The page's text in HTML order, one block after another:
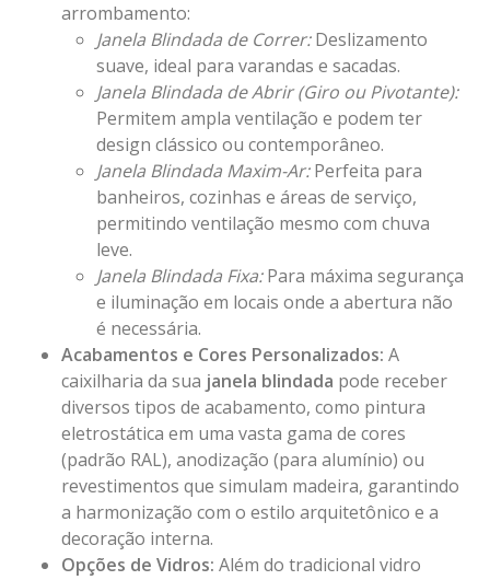
arrombamento:
Janela Blindada de Correr:Deslizamento
suave, ideal para varandas e sacadas.
Janela Blindada de Abrir (Giro ou Pivotante):
Permitem ampla ventilação e podem ter
design clássico ou contemporâneo.
Janela Blindada Maxim-Ar:Perfeita para
banheiros, cozinhas e áreas de serviço,
permitindo ventilação mesmo com chuva
leve.
Janela Blindada Fixa:Para máxima segurança
e iluminação em locais onde a abertura não
é necessária.
Acabamentos e Cores Personalizados: A
caixilharia da sua janela blindada pode receber
diversos tipos de acabamento, como pintura
eletrostática em uma vasta gama de cores
(padrão RAL), anodização (para alumínio) ou
revestimentos que simulam madeira, garantindo
a harmonização com o estilo arquitetônico e a
decoração interna.
Opções de Vidros: Além do tradicional vidro